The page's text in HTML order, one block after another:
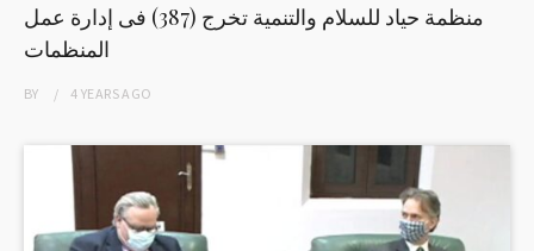
منظمة حياد للسلام والتنمية تخرج (387) فى إدارة عمل
المنظمات
BY 4 YEARSAGO